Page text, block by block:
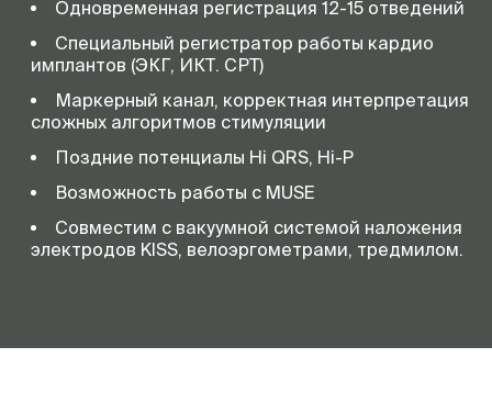
Одновременная регистрация 12-15 отведений
Специальный регистратор работы кардио
имплантов (ЭКГ, ИКТ. СРТ)
Маркерный канал, корректная интерпретация
сложных алгоритмов стимуляции
Поздние потенциалы Hi QRS, Hi-P
Возможность работы с MUSE
Совместим с вакуумной системой наложения
электродов KISS, велоэргометрами, тредмилом.